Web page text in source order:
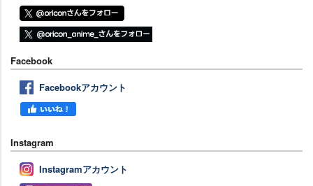
Facebook
Facebookアカウント
Instagram
Instagramアカウント